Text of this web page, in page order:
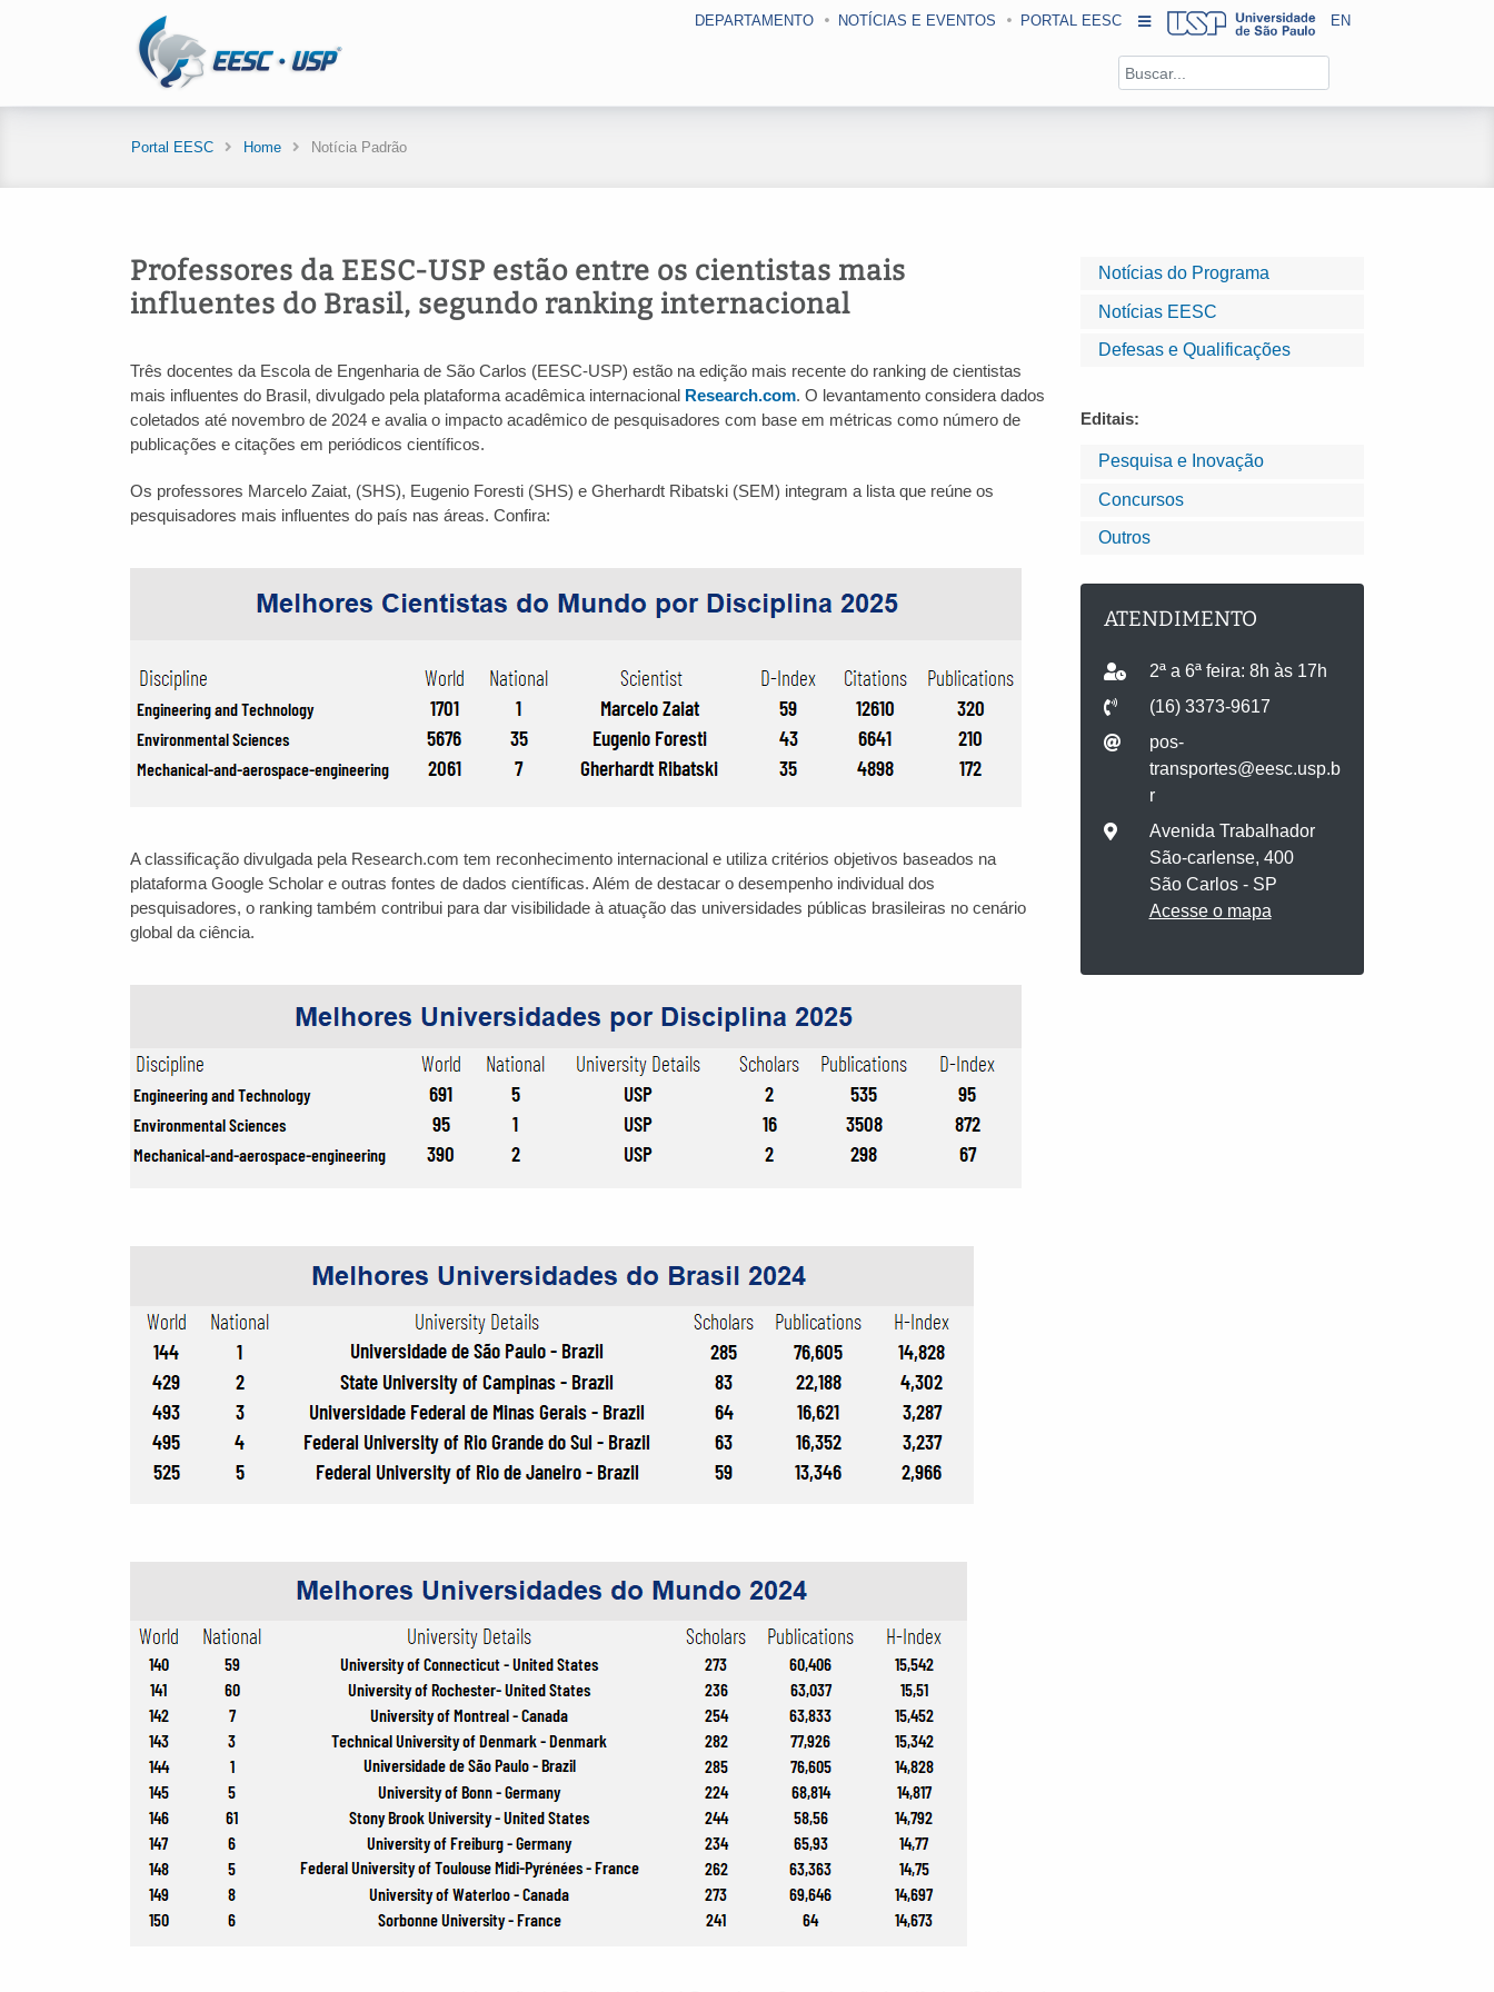
DEPARTAMENTO NOTÍCIAS E EVENTOS PORTAL EESC EN
Portal EESC Home Notícia Padrão
Notícias do Programa
Notícias EESC
Defesas e Qualificações
Editais:
Pesquisa e Inovação
Concursos
Outros
ATENDIMENTO
2ª a 6ª feira: 8h às 17h
(16) 3373-9617
pos-
transportes@eesc.usp.b
r
Avenida Trabalhador
São-carlense, 400
São Carlos - SP
Acesse o mapa
Professores da EESC-USP estão entre os cientistas mais
influentes do Brasil, segundo ranking internacional
Três docentes da Escola de Engenharia de São Carlos (EESC-USP) estão na edição mais recente do ranking de cientistas
mais influentes do Brasil, divulgado pela plataforma acadêmica internacional Research.com. O levantamento considera dados
coletados até novembro de 2024 e avalia o impacto acadêmico de pesquisadores com base em métricas como número de
publicações e citações em periódicos científicos.
Os professores Marcelo Zaiat, (SHS), Eugenio Foresti (SHS) e Gherhardt Ribatski (SEM) integram a lista que reúne os
pesquisadores mais influentes do país nas áreas. Confira:
A classificação divulgada pela Research.com tem reconhecimento internacional e utiliza critérios objetivos baseados na
plataforma Google Scholar e outras fontes de dados científicas. Além de destacar o desempenho individual dos
pesquisadores, o ranking também contribui para dar visibilidade à atuação das universidades públicas brasileiras no cenário
global da ciência.